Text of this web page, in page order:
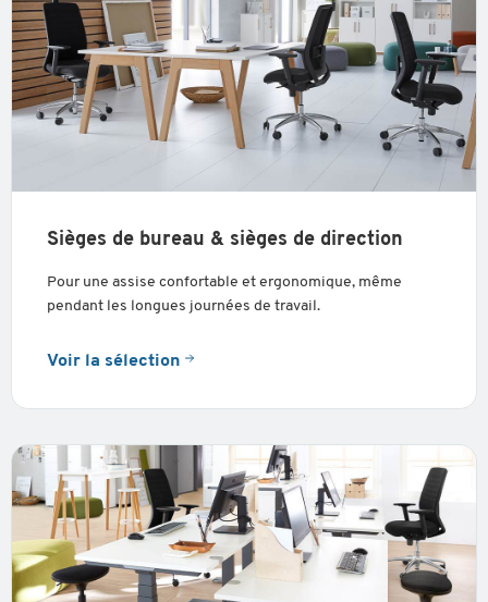
Sièges de bureau & sièges de direction
Pour une assise confortable et ergonomique, même
pendant les longues journées de travail.
Voir la sélection